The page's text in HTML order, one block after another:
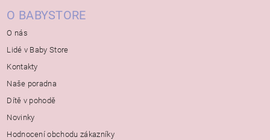
O BABYSTORE
O nás
Lidé v Baby Store
Kontakty
Naše poradna
Dítě v pohodě
Novinky
Hodnocení obchodu zákazníky